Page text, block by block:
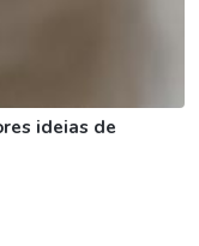
ideias de